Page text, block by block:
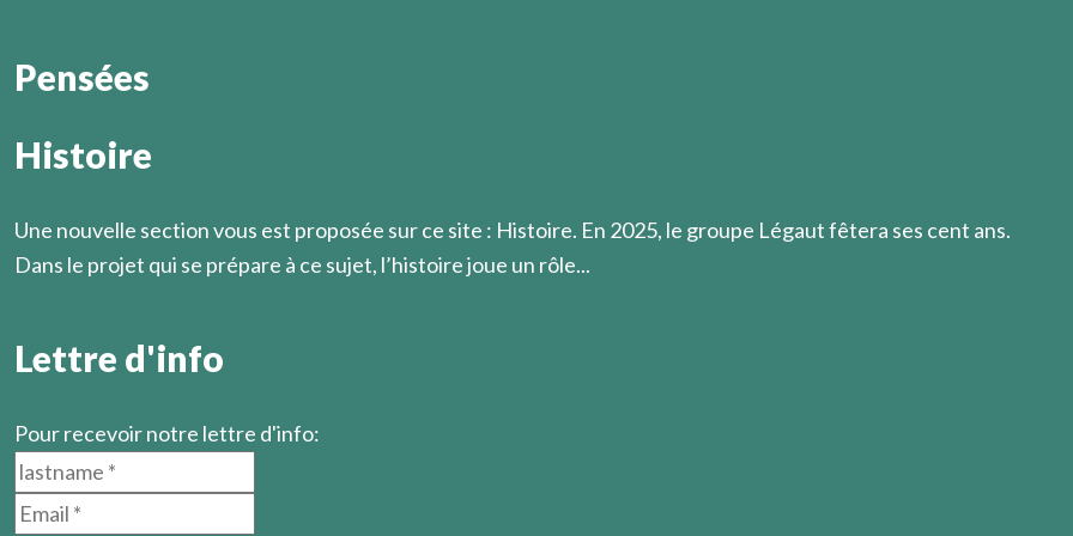
Pensées
La vie spirituelle ne s'enseigne pas " de bouche à oreille ". Quand l'occasion en est donnée, elle se communique "
Histoire
Une nouvelle section vous est proposée sur ce site : Histoire. En 2025, le groupe Légaut fêtera ses cent ans.
Dans le projet qui se prépare à ce sujet, l’histoire joue un rôle...
Lettre d'info
Pour recevoir notre lettre d'info: